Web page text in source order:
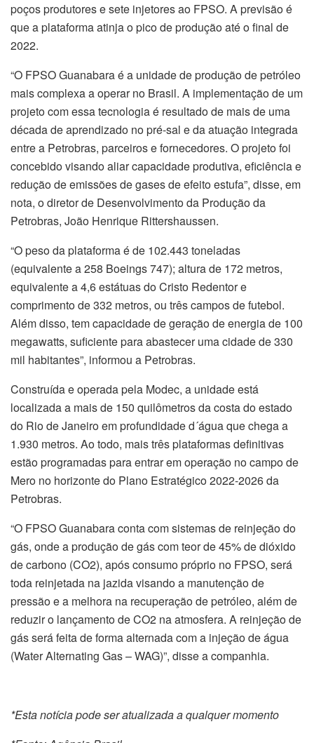
poços produtores e sete injetores ao FPSO. A previsão é
que a plataforma atinja o pico de produção até o final de
2022.
“O FPSO Guanabara é a unidade de produção de petróleo
mais complexa a operar no Brasil. A implementação de um
projeto com essa tecnologia é resultado de mais de uma
década de aprendizado no pré-sal e da atuação integrada
entre a Petrobras, parceiros e fornecedores. O projeto foi
concebido visando aliar capacidade produtiva, eficiência e
redução de emissões de gases de efeito estufa”, disse, em
nota, o diretor de Desenvolvimento da Produção da
Petrobras, João Henrique Rittershaussen.
“O peso da plataforma é de 102.443 toneladas
(equivalente a 258 Boeings 747); altura de 172 metros,
equivalente a 4,6 estátuas do Cristo Redentor e
comprimento de 332 metros, ou três campos de futebol.
Além disso, tem capacidade de geração de energia de 100
megawatts, suficiente para abastecer uma cidade de 330
mil habitantes”, informou a Petrobras.
Construída e operada pela Modec, a unidade está
localizada a mais de 150 quilômetros da costa do estado
do Rio de Janeiro em profundidade d´água que chega a
1.930 metros. Ao todo, mais três plataformas definitivas
estão programadas para entrar em operação no campo de
Mero no horizonte do Plano Estratégico 2022-2026 da
Petrobras.
“O FPSO Guanabara conta com sistemas de reinjeção do
gás, onde a produção de gás com teor de 45% de dióxido
de carbono (CO2), após consumo próprio no FPSO, será
toda reinjetada na jazida visando a manutenção de
pressão e a melhora na recuperação de petróleo, além de
reduzir o lançamento de CO2 na atmosfera. A reinjeção de
gás será feita de forma alternada com a injeção de água
(Water Alternating Gas – WAG)”, disse a companhia.
*Esta notícia pode ser atualizada a qualquer momento